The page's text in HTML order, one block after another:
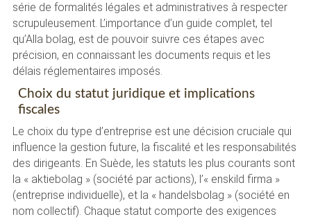
série de formalités légales et administratives à respecter
scrupuleusement. L’importance d’un guide complet, tel
qu’Alla bolag, est de pouvoir suivre ces étapes avec
précision, en connaissant les documents requis et les
délais réglementaires imposés.
Choix du statut juridique et implications
fiscales
Le choix du type d’entreprise est une décision cruciale qui
influence la gestion future, la fiscalité et les responsabilités
des dirigeants. En Suède, les statuts les plus courants sont
la « aktiebolag » (société par actions), l’« enskild firma »
(entreprise individuelle), et la « handelsbolag » (société en
nom collectif). Chaque statut comporte des exigences